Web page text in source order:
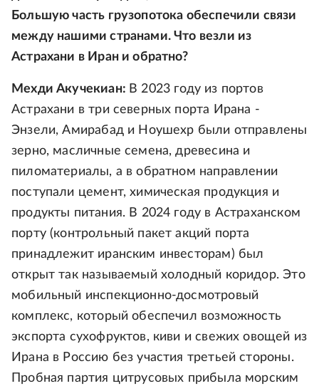
Большую часть грузопотока обеспечили связи
между нашими странами. Что везли из
Астрахани в Иран и обратно?
Мехди Акучекиан: В 2023 году из портов
Астрахани в три северных порта Ирана -
Энзели, Амирабад и Ноушехр были отправлены
зерно, масличные семена, древесина и
пиломатериалы, а в обратном направлении
поступали цемент, химическая продукция и
продукты питания. В 2024 году в Астраханском
порту (контрольный пакет акций порта
принадлежит иранским инвесторам) был
открыт так называемый холодный коридор. Это
мобильный инспекционно-досмотровый
комплекс, который обеспечил возможность
экспорта сухофруктов, киви и свежих овощей из
Ирана в Россию без участия третьей стороны.
Пробная партия цитрусовых прибыла морским